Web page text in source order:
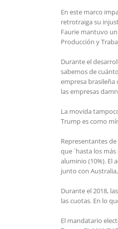
En este marco
retrotraiga su
Faurie mantuvo
Producción y
Durante el
sabemos de
empresa brasileña
las empresas
La movida
Trump es como
Representantes
que `hasta los
aluminio (10%). El
junto con
Durante el 2018,
las cuotas. En lo
El mandatario